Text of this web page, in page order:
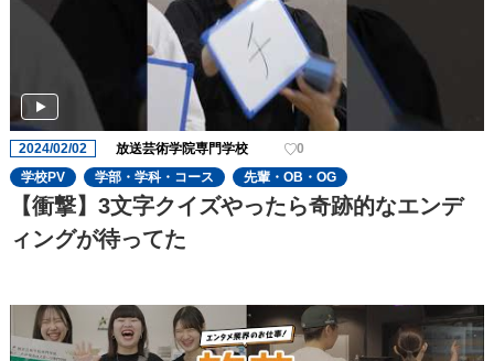
2024/02/02 放送芸術学院専門学校
0
学校PV
学部・学科・コース 先輩・OB・OG
【衝撃】3文字クイズやったら奇跡的なエンデ
ィングが待ってた